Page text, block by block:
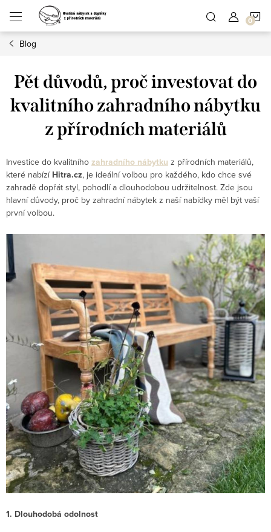
obsah
Blog
Pět důvodů, proč investovat do
kvalitního zahradního nábytku
z přírodních materiálů
Investice do kvalitního zahradního nábytku z přírodních materiálů,
které nabízí Hitra.cz, je ideální volbou pro každého, kdo chce své
zahradě dopřát styl, pohodlí a dlouhodobou udržitelnost. Zde jsou
hlavní důvody, proč by zahradní nábytek z naší nabídky měl být vaší
první volbou.
1. Dlouhodobá odolnost